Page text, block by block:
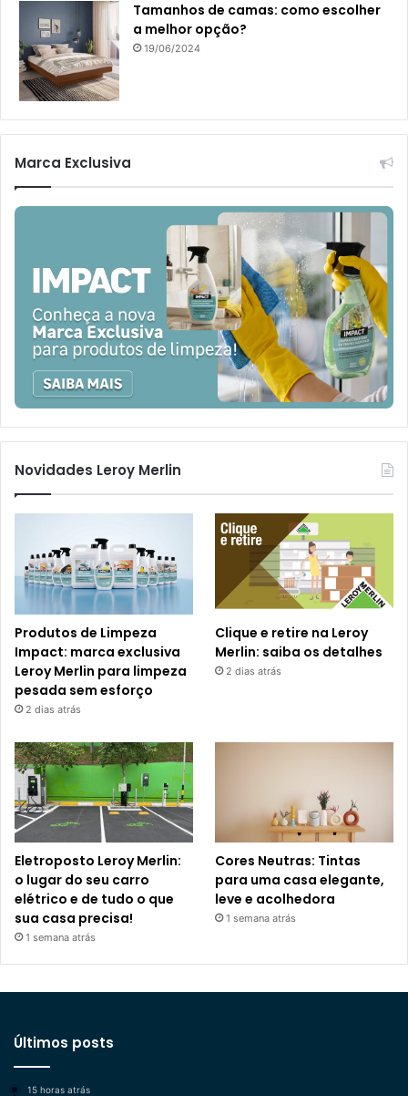
Tamanhos de camas: como escolher
a melhor opção?
19/06/2024
Marca Exclusiva
Novidades Leroy Merlin
Produtos de Limpeza
Impact: marca exclusiva
Leroy Merlin para limpeza
pesada sem esforço
2 dias atrás
Clique e retire na Leroy
Merlin: saiba os detalhes
2 dias atrás
Eletroposto Leroy Merlin:
o lugar do seu carro
elétrico e de tudo o que
sua casa precisa!
1 semana atrás
Cores Neutras: Tintas
para uma casa elegante,
leve e acolhedora
1 semana atrás
Últimos posts
15 horas atrás